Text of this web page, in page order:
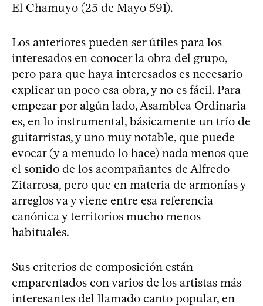
El Chamuyo (25 de Mayo 591).
Los anteriores pueden ser útiles para los
interesados en conocer la obra del grupo,
pero para que haya interesados es necesario
explicar un poco esa obra, y no es fácil. Para
empezar por algún lado, Asamblea Ordinaria
es, en lo instrumental, básicamente un trío de
guitarristas, y uno muy notable, que puede
evocar (y a menudo lo hace) nada menos que
el sonido de los acompañantes de Alfredo
Zitarrosa, pero que en materia de armonías y
arreglos va y viene entre esa referencia
canónica y territorios mucho menos
habituales.
Sus criterios de composición están
emparentados con varios de los artistas más
interesantes del llamado canto popular, en